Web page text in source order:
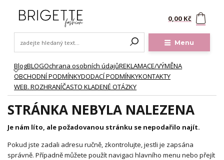
Menu
BlogBLOGOchrana osobních údajůREKLAMACE/VÝMĚNA
OBCHODNÍ PODMÍNKYDODACÍ PODMÍNKYKONTAKTY
WEB. ROZHRANÍČASTO KLADENÉ OTÁZKY
0,00 Kč
STRÁNKA NEBYLA NALEZENA
Je nám líto, ale požadovanou stránku se nepodařilo najít.
Pokud jste zadali adresu ručně, zkontrolujte, jestli je zapsána
správně. Případně můžete použít navigaci hlavního menu nebo přejít